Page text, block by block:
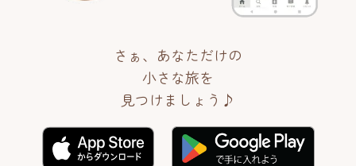
さぁ、あなただけの
小さな旅を
見つけましょう♪